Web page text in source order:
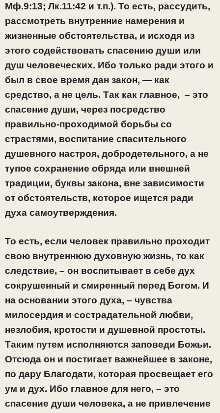
Мф.9:13; Лк.11:42 и т.п.). То есть, рассудить,
рассмотреть внутренние намерения и
жизненные обстоятельства, и исходя из
этого содействовать спасению души или
душ человеческих. Ибо только ради этого и
был в свое время дан закон, — как
средство, а не цель. Так как главное, – это
спасение души, через посредство
правильно-проходимой борьбы со
страстями, воспитание спасительного
душевного настроя, добродетельного, а не
тупое сохранение обряда или внешней
традиции, буквы закона, вне зависимости
от обстоятельств, которое ищется ради
духа самоутверждения.
То есть, если человек правильно проходит
свою внутреннюю духовную жизнь, то как
следствие, – он воспитывает в себе дух
сокрушенный и смиренный перед Богом. И
на основании этого духа, – чувства
милосердия и сострадательной любви,
незлобия, кротости и душевной простоты.
Таким путем исполняются заповеди Божьи.
Отсюда он и постигает важнейшее в законе,
по дару Благодати, которая просвещает его
ум и дух. Ибо главное для него, – это
спасение души человека, а не привлечение